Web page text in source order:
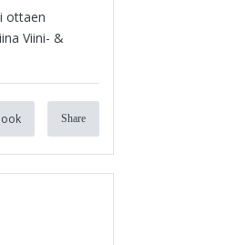
ottaen
Viini- &
Share